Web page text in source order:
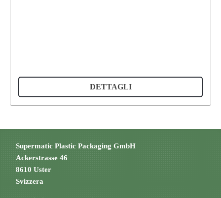
DETTAGLI
Supermatic Plastic Packaging GmbH
Ackerstrasse 46
8610 Uster
Svizzera